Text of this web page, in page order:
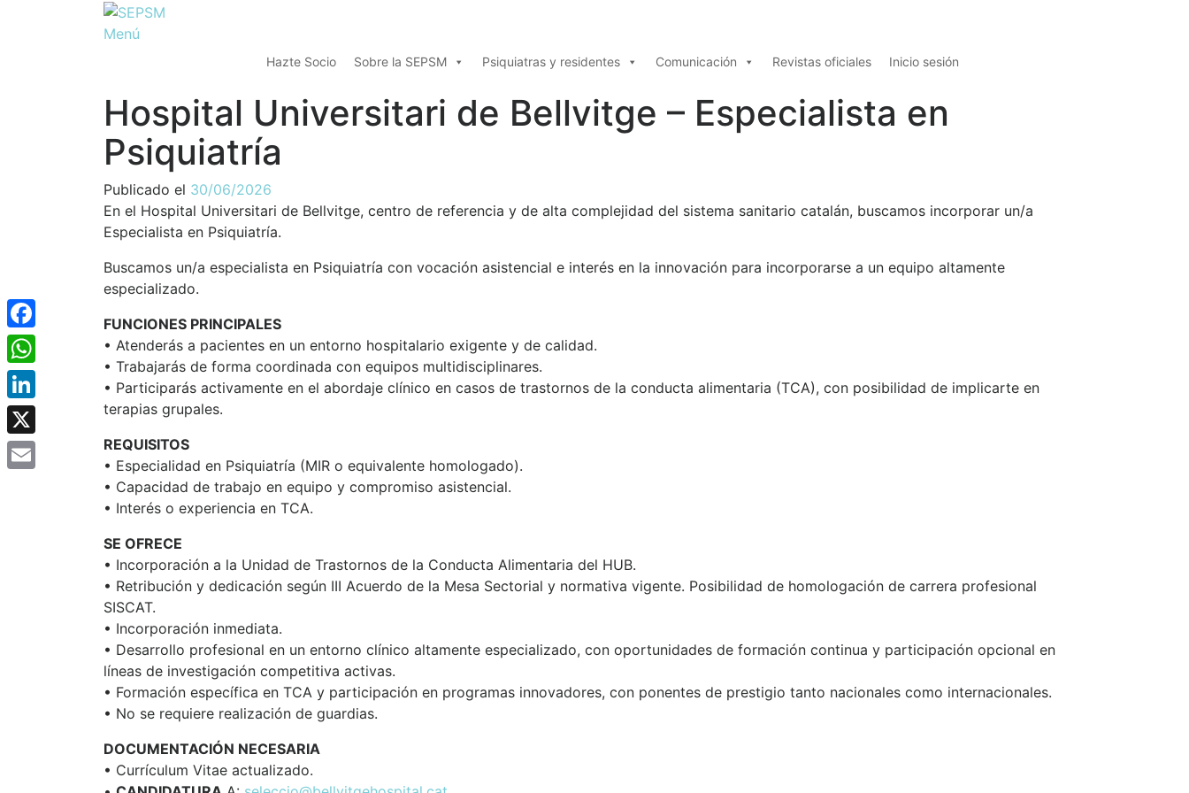
Menú
Hazte Socio Sobre la SEPSM Psiquiatras y residentes Comunicación Revistas oficiales Inicio sesión
Hospital Universitari de Bellvitge – Especialista en
Psiquiatría
Publicado el 30/06/2026
En el Hospital Universitari de Bellvitge, centro de referencia y de alta complejidad del sistema sanitario catalán, buscamos incorporar un/a
Especialista en Psiquiatría.
Buscamos un/a especialista en Psiquiatría con vocación asistencial e interés en la innovación para incorporarse a un equipo altamente
especializado.
FUNCIONES PRINCIPALES
• Atenderás a pacientes en un entorno hospitalario exigente y de calidad.
• Trabajarás de forma coordinada con equipos multidisciplinares.
• Participarás activamente en el abordaje clínico en casos de trastornos de la conducta alimentaria (TCA), con posibilidad de implicarte en
terapias grupales.
REQUISITOS
• Especialidad en Psiquiatría (MIR o equivalente homologado).
• Capacidad de trabajo en equipo y compromiso asistencial.
• Interés o experiencia en TCA.
SE OFRECE
• Incorporación a la Unidad de Trastornos de la Conducta Alimentaria del HUB.
• Retribución y dedicación según III Acuerdo de la Mesa Sectorial y normativa vigente. Posibilidad de homologación de carrera profesional
SISCAT.
• Incorporación inmediata.
• Desarrollo profesional en un entorno clínico altamente especializado, con oportunidades de formación continua y participación opcional en
líneas de investigación competitiva activas.
• Formación específica en TCA y participación en programas innovadores, con ponentes de prestigio tanto nacionales como internacionales.
• No se requiere realización de guardias.
DOCUMENTACIÓN NECESARIA
• Currículum Vitae actualizado.
Facebook
WhatsApp
LinkedIn
X